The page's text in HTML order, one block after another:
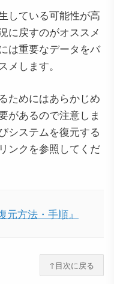
している可能性が高
に戻すのがオススメ
は重要なデータをバ
メします。
ためにはあらかじめ
があるので注意しま
システムを復元する
ンクを参照してくだ
元方法・手順』
↑目次に戻る